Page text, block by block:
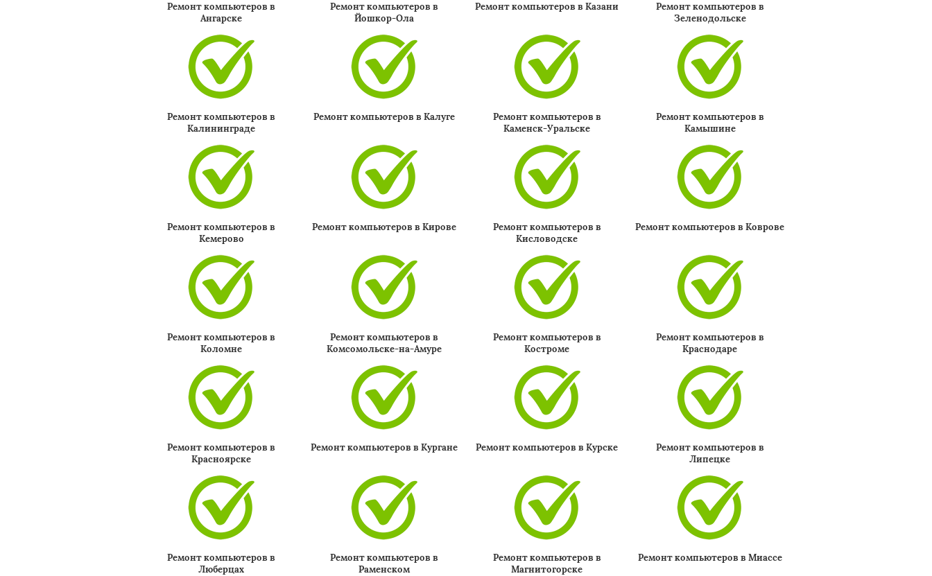
Ремонт компьютеров в
Ангарске
Ремонт компьютеров в
Йошкор-Ола
Ремонт компьютеров в Казани
Ремонт компьютеров в
Зеленодольске
Ремонт компьютеров в
Калининграде
Ремонт компьютеров в Калуге
Ремонт компьютеров в
Каменск-Уральске
Ремонт компьютеров в
Камышине
Ремонт компьютеров в
Кемерово
Ремонт компьютеров в Кирове
Ремонт компьютеров в
Кисловодске
Ремонт компьютеров в Коврове
Ремонт компьютеров в
Коломне
Ремонт компьютеров в
Комсомольске-на-Амуре
Ремонт компьютеров в
Костроме
Ремонт компьютеров в
Краснодаре
Ремонт компьютеров в
Красноярске
Ремонт компьютеров в Кургане Ремонт компьютеров в Курске
Ремонт компьютеров в
Липецке
Ремонт компьютеров в
Люберцах
Ремонт компьютеров в
Раменском
Ремонт компьютеров в
Магнитогорске
Ремонт компьютеров в Миассе